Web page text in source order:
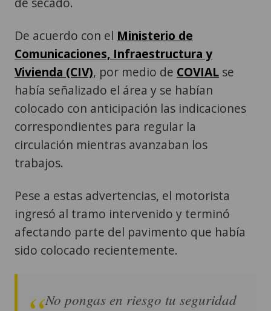
De acuerdo con el Ministerio de
Comunicaciones, Infraestructura y
Vivienda (CIV), por medio de COVIAL se
había señalizado el área y se habían
colocado con anticipación las indicaciones
correspondientes para regular la
circulación mientras avanzaban los
trabajos.
Pese a estas advertencias, el motorista
ingresó al tramo intervenido y terminó
afectando parte del pavimento que había
sido colocado recientemente.
No pongas en riesgo tu seguridad